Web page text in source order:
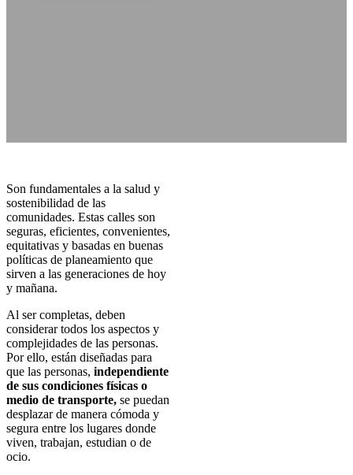
Son fundamentales a la salud y
sostenibilidad de las
comunidades. Estas calles son
seguras, eficientes, convenientes,
equitativas y basadas en buenas
políticas de planeamiento que
sirven a las generaciones de hoy
y mañana.
Al ser completas, deben
considerar todos los aspectos y
complejidades de las personas.
Por ello, están diseñadas para
que las personas, independiente
de sus condiciones físicas o
medio de transporte, se puedan
desplazar de manera cómoda y
segura entre los lugares donde
viven, trabajan, estudian o de
ocio.